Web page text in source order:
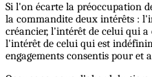
Si l'on écarte la préoccupation
la commandite deux intérêts :
créancier, l'intérêt de celui qui a
l'intérêt de celui qui est
engagements consentis pour et